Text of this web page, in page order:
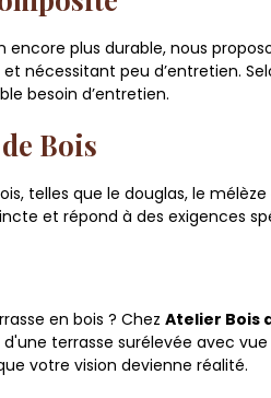
plus durable, nous
nécessitant peu d’entretien.
besoin d’entretien.
Bois
telles que le douglas, le
et répond à des exigences
en bois ? Chez Atelier Bois
terrasse surélevée avec
votre vision devienne réalité.